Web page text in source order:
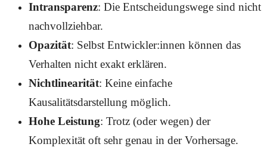
Intransparenz: Die Entscheidungswege sind nicht
nachvollziehbar.
Opazität: Selbst Entwickler:innen können das
Verhalten nicht exakt erklären.
Nichtlinearität: Keine einfache
Kausalitätsdarstellung möglich.
Hohe Leistung: Trotz (oder wegen) der
Komplexität oft sehr genau in der Vorhersage.